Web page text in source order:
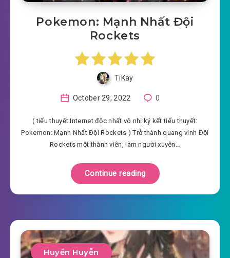
Pokemon: Mạnh Nhất Đội
Rockets
TiKay
October 29, 2022 0
( tiểu thuyết Internet độc nhất vô nhị ký kết tiểu thuyết:
Pokemon: Mạnh Nhất Đội Rockets ) Trở thành quang vinh Đội
Rockets một thành viên, làm người xuyên…
Continue reading
Huyền Huyễn